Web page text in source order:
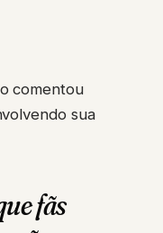
comentou
sua
fãs